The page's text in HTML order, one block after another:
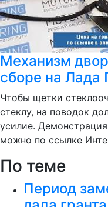
Механизм
сборе на Лада
Чтобы щетки
стеклу, на поводок
усилие.
можно по ссылке
По теме
Период